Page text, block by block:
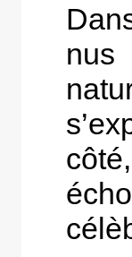
nus